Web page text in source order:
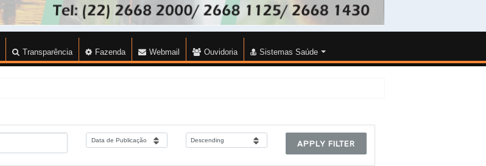
Transparência Fazenda Webmail Ouvidoria Sistemas Saúde
APPLY FILTER